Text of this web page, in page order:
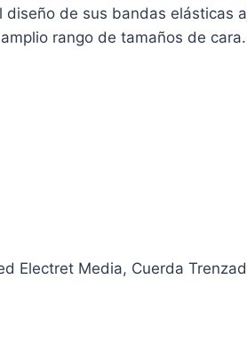
de sus bandas
rango de tamaños de cara.
Electret Media, Cuerda